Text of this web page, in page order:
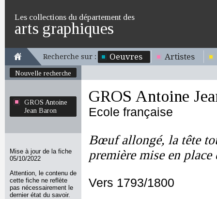
Les collections du département des
arts graphiques
Recherche sur : Oeuvres Artistes
Nouvelle recherche
GROS Antoine
Jean Baron
Mise à jour de la fiche
05/10/2022
Attention, le contenu de
cette fiche ne reflète
pas nécessairement le
dernier état du savoir.
GROS Antoine
Ecole française
Bœuf allongé, la tête
première mise en place
Vers 1793/1800